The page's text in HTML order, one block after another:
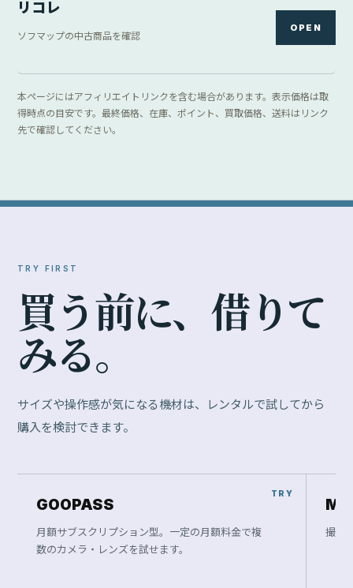
リコレ
ソフマップの中古商品を確認
OPEN
本ページにはアフィリエイトリンクを含む場合があります。表示価格は取
得時点の目安です。最終価格、在庫、ポイント、買取価格、送料はリンク
先で確認してください。
TRY FIRST
買う前に、 借りて
みる。
サイズや操作感が気になる機材は、レンタルで試してから
購入を検討できます。
GOOPASS
月額サブスクリプション型。一定の月額料金で複
数のカメラ・レンズを試せます。
撮影